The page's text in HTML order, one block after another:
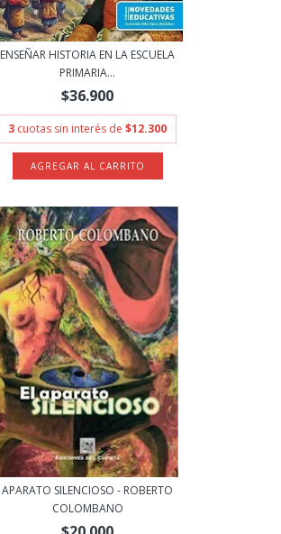
ENSEÑAR HISTORIA EN LA ESCUELA
PRIMARIA...
$36.900
3 cuotas sin interés de$12.300
APARATO SILENCIOSO - ROBERTO
COLOMBANO